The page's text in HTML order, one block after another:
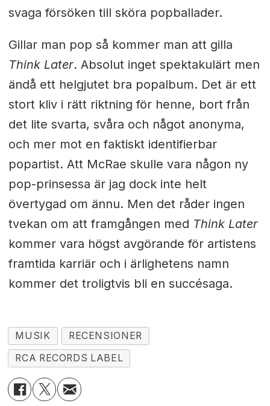
svaga försöken till sköra popballader.
Gillar man pop så kommer man att gilla
Think Later. Absolut inget spektakulärt men
ändå ett helgjutet bra popalbum. Det är ett
stort kliv i rätt riktning för henne, bort från
det lite svarta, svåra och något anonyma,
och mer mot en faktiskt identifierbar
popartist. Att McRae skulle vara någon ny
pop-prinsessa är jag dock inte helt
övertygad om ännu. Men det råder ingen
tvekan om att framgången med Think Later
kommer vara högst avgörande för artistens
framtida karriär och i ärlighetens namn
kommer det troligtvis bli en succésaga.
MUSIK
RECENSIONER
RCA RECORDS LABEL